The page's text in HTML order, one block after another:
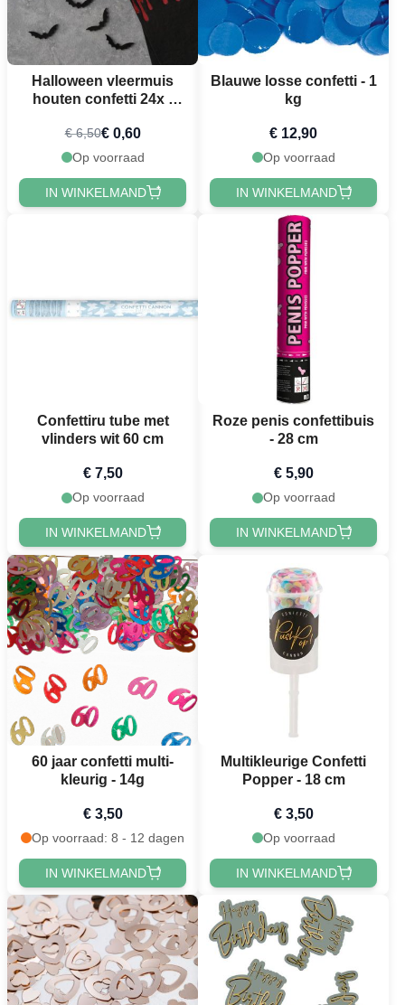
Halloween vleermuis
houten confetti 24x -
€ 6,50€ 0,60
Op voorraad
IN WINKELMAND
Blauwe losse confetti - 1
kg
€ 12,90
Op voorraad
IN WINKELMAND
Confettiru tube met
vlinders wit 60 cm
€ 7,50
Op voorraad
IN WINKELMAND
Roze penis confettibuis
- 28 cm
€ 5,90
Op voorraad
IN WINKELMAND
60 jaar confetti multi-
kleurig - 14g
€ 3,50
Op voorraad: 8 - 12 dagen
IN WINKELMAND
Multikleurige Confetti
Popper - 18 cm
€ 3,50
Op voorraad
IN WINKELMAND